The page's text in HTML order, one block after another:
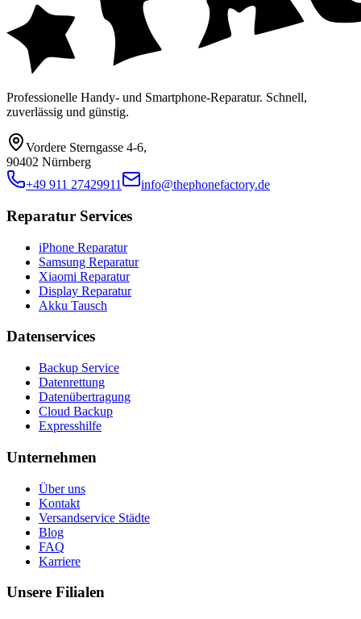
Professionelle Handy- und Smartphone-Reparatur. Schnell,
zuverlässig und günstig.
Vordere Sterngasse 4-6,
90402 Nürnberg
+49 911 27429911
info@thephonefactory.de
Reparatur Services
iPhone Reparatur
Samsung Reparatur
Xiaomi Reparatur
Display Reparatur
Akku Tausch
Datenservices
Backup Service
Datenrettung
Datenübertragung
Cloud Backup
Expresshilfe
Unternehmen
Über uns
Kontakt
Versandservice Städte
Blog
FAQ
Karriere
Unsere Filialen